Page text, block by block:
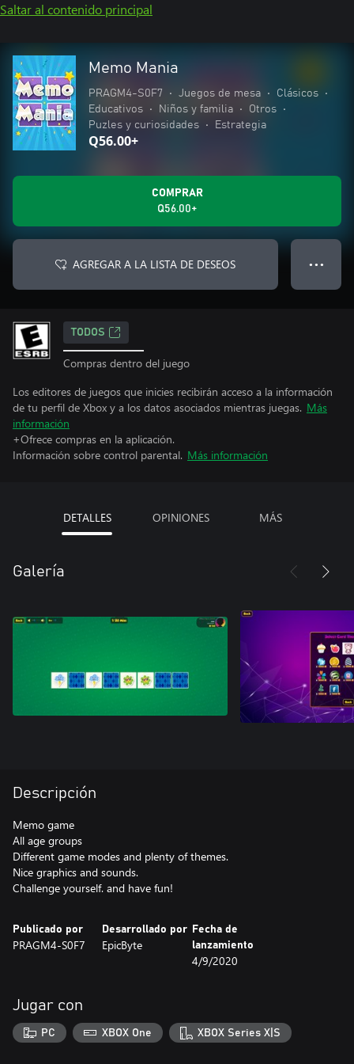
Saltar al contenido principal
Memo Mania
PRAGM4-S0F7 • Juegos de mesa • Clásicos
•
Educativos
• Niños y familia • Otros
•
Puzles y curiosidades
• Estrategia
Q56.00+
COMPRAR
Q56.00+
AGREGAR A LA LISTA DE DESEOS ● ● ●
TODOS
Compras dentro del juego
Los editores de juegos que inicies recibirán acceso a la información
de tu perfil de Xbox y a los datos asociados mientras juegas. Más
información
+Ofrece compras en la aplicación.
Información sobre control parental. Más información
DETALLES OPINIONES MÁS
Galería
Descripción
Memo game
All age groups
Different game modes and plenty of themes.
Nice graphics and sounds.
Challenge yourself. and have fun!
Publicado por
PRAGM4-S0F7
Desarrollado por
EpicByte
Fecha de
lanzamiento
4/9/2020
Jugar con
PC XBOX One XBOX Series X|S